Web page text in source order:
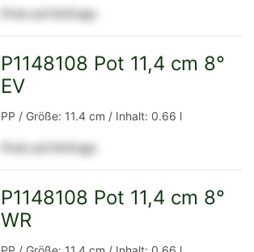
Preis auf Anfrage
P1148108 Pot 11,4 cm 8°
EV
PP / Größe: 11.4 cm / Inhalt: 0.66 l
Preis auf Anfrage
P1148108 Pot 11,4 cm 8°
WR